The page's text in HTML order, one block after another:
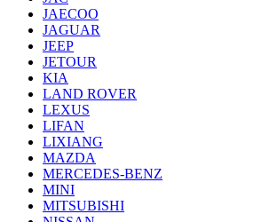
JAECOO
JAGUAR
JEEP
JETOUR
KIA
LAND ROVER
LEXUS
LIFAN
LIXIANG
MAZDA
MERCEDES-BENZ
MINI
MITSUBISHI